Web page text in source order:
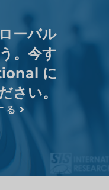
ーバル
。今す
に
さい。
る